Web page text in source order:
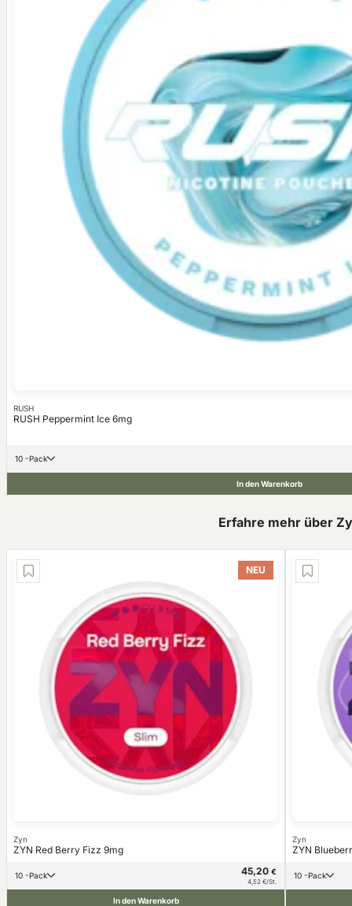
RUSH
RUSH Peppermint Ice 6mg
10 -Pack
In den Warenkorb
Erfahre mehr über
NEU
Zyn
ZYN Red Berry Fizz 9mg
10 -Pack 45,20 €
4,52 €/St.
In den Warenkorb
Zyn
ZYN
10 -Pack